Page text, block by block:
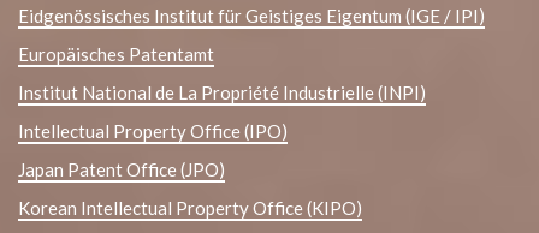
Eidgenössisches Institut für Geistiges Eigentum (IGE / IPI)
Europäisches Patentamt
Institut National de La Propriété Industrielle (INPI)
Intellectual Property Office (IPO)
Japan Patent Office (JPO)
Korean Intellectual Property Office (KIPO)